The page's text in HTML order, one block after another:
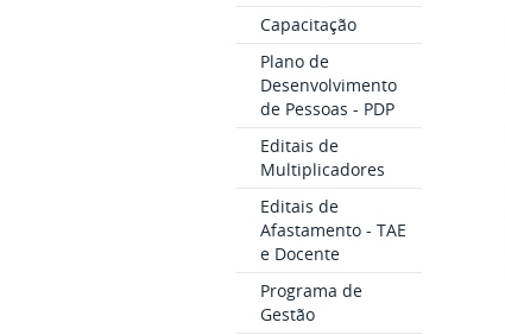
Capacitação
Plano de
Desenvolvimento
de Pessoas - PDP
Editais de
Multiplicadores
Editais de
Afastamento - TAE
e Docente
Programa de
Gestão